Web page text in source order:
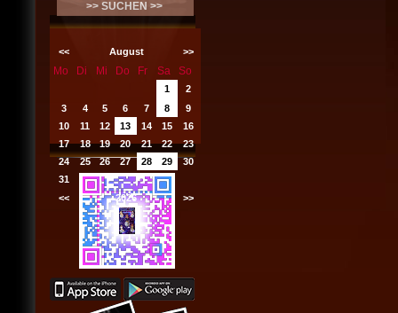
<< August >>
Mo Di Mi Do Fr Sa So
1
2
3
4 5 6 7 8
9
10
11 12 13 14 15
16
17
18 19 20 21 22
23
24
25 26 27 28 29
30
31
<<
2026 >>